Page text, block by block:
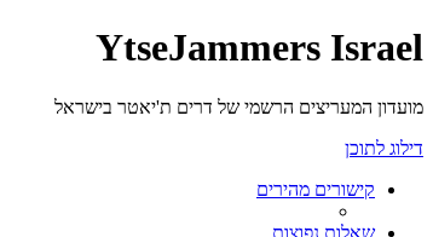
YtseJammers Israel
מועדון המעריצים הרשמי של דרים ת'יאטר בישראל
דילוג לתוכן
קישורים מהירים
שאלות נפוצות